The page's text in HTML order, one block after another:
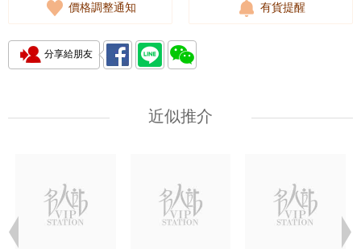
價格調整通知 有貨提醒
分享給朋友
近似推介